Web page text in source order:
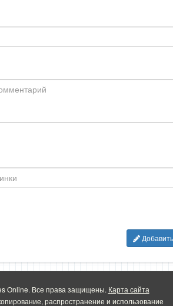
Добавить
Online. Все права защищены. Карта сайта
распространение и использование